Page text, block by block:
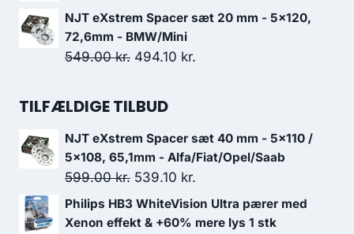
4,599.00 kr..
oprindelige
pris
var:
aktuelle
NJT eXstrem Spacer sæt 20 mm - 5x120,
72,6mm - BMW/Mini
549.00kr. Den
pris
549.00 kr..
494.10 kr.
494.10 kr..
TILFÆLDIGE TILBUD
NJT eXstrem Spacer sæt 40 mm - 5x110 /
5x108, 65,1mm - Alfa/Fiat/Opel/Saab
599.00kr. Den
oprindelige
pris
539.10 kr.
aktuelle
pris
Philips HB3 WhiteVision Ultra pærer med
Xenon effekt & +60% mere lys 1 stk